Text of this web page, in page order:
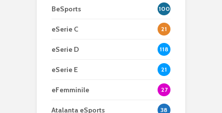
BeSports 100
eSerie C 21
eSerie D 118
eSerie E 21
eFemminile 27
Atalanta eSports 38